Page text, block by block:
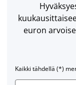
euron
Kaikki tähdellä (*)